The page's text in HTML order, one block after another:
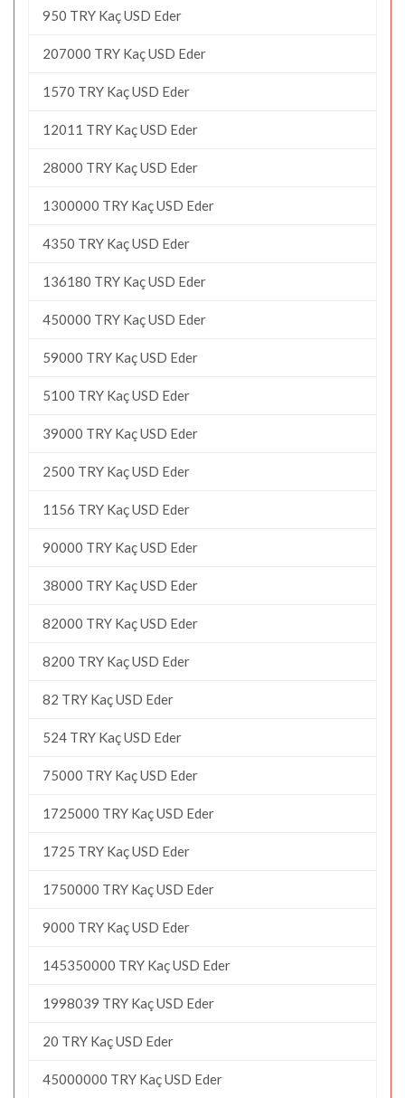
950 TRY Kaç USD Eder
207000 TRY Kaç USD Eder
1570 TRY Kaç USD Eder
12011 TRY Kaç USD Eder
28000 TRY Kaç USD Eder
1300000 TRY Kaç USD Eder
4350 TRY Kaç USD Eder
136180 TRY Kaç USD Eder
450000 TRY Kaç USD Eder
59000 TRY Kaç USD Eder
5100 TRY Kaç USD Eder
39000 TRY Kaç USD Eder
2500 TRY Kaç USD Eder
1156 TRY Kaç USD Eder
90000 TRY Kaç USD Eder
38000 TRY Kaç USD Eder
82000 TRY Kaç USD Eder
8200 TRY Kaç USD Eder
82 TRY Kaç USD Eder
524 TRY Kaç USD Eder
75000 TRY Kaç USD Eder
1725000 TRY Kaç USD Eder
1725 TRY Kaç USD Eder
1750000 TRY Kaç USD Eder
9000 TRY Kaç USD Eder
145350000 TRY Kaç USD Eder
1998039 TRY Kaç USD Eder
20 TRY Kaç USD Eder
45000000 TRY Kaç USD Eder